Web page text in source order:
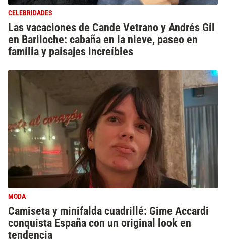
CELEBRIDADES
Las vacaciones de Cande Vetrano y Andrés Gil
en Bariloche: cabaña en la nieve, paseo en
familia y paisajes increíbles
MODA
Camiseta y minifalda cuadrillé: Gime Accardi
conquista España con un original look en
tendencia